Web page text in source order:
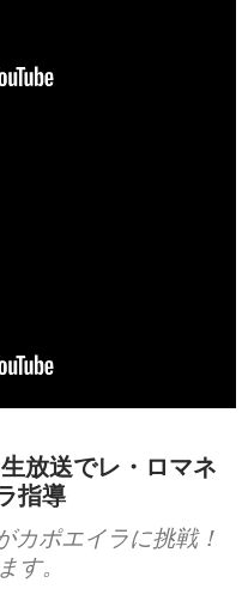
放送でレ・ロマネ
指導
カポエイラに挑戦！
す。